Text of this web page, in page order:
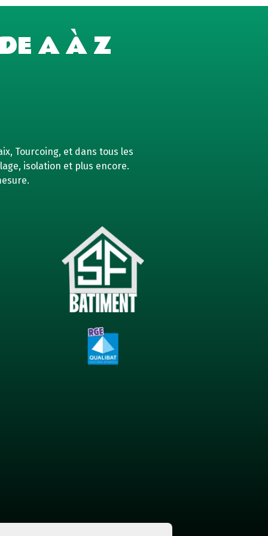
A À Z
Tourcoing, et dans tous les
isolation et plus encore.